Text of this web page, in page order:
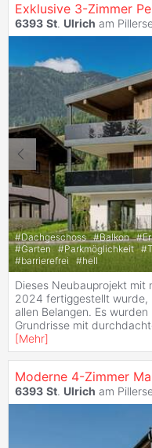
6393 St. Ulrich am
#Dachgeschoss #Balkon #
#Garten #Parkmöglichkeit #
#barrierefrei #hell
Dieses Neubauprojekt mit
2024 fertiggestellt wurde,
allen Belangen. Es
Grundrisse mit
[Mehr]
6393 St. Ulrich am